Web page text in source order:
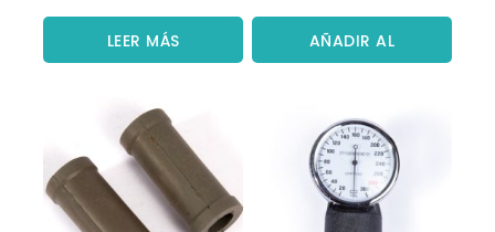
de
LEER MÁS
de
AÑADIR AL
CARRITO